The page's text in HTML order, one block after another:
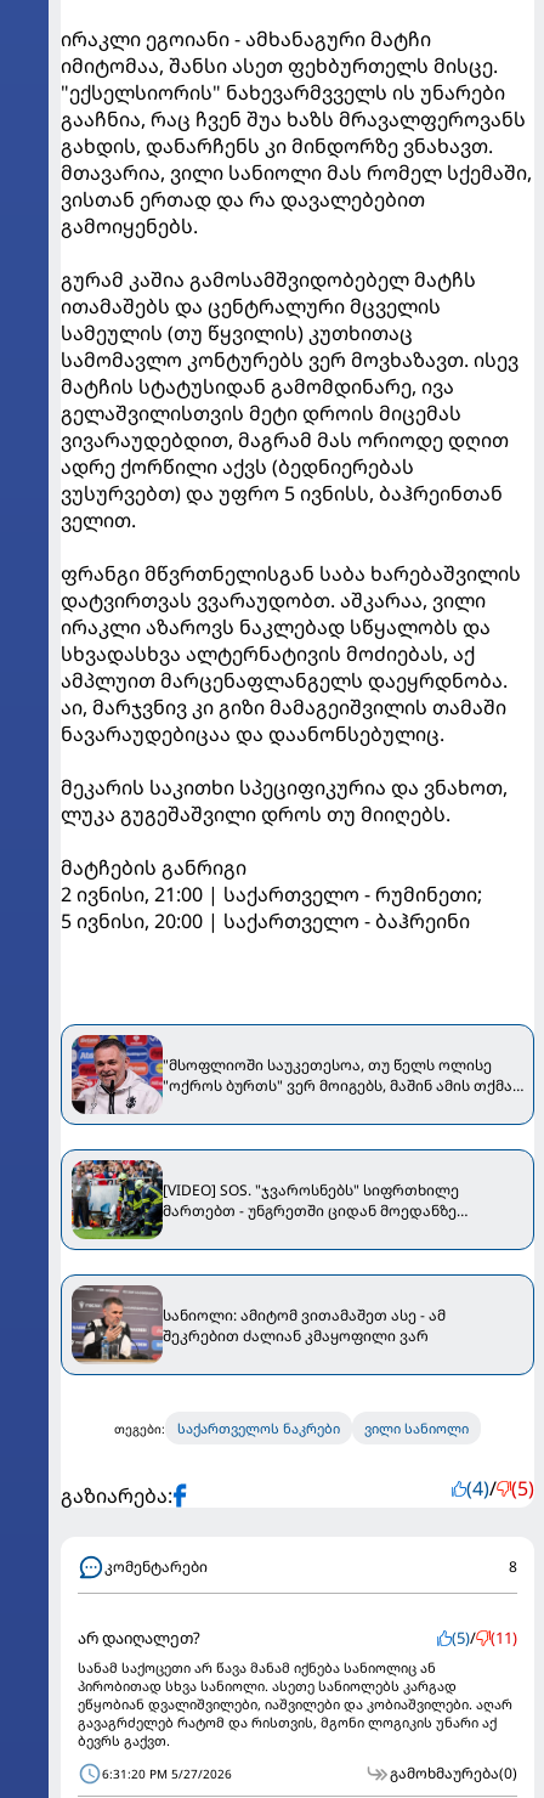
ირაკლი ეგოიანი - ამხანაგური მატჩი
იმიტომაა, შანსი ასეთ ფეხბურთელს მისცე.
"ექსელსიორის" ნახევარმვველს ის უნარები
გააჩნია, რაც ჩვენ შუა ხაზს მრავალფეროვანს
გახდის, დანარჩენს კი მინდორზე ვნახავთ.
მთავარია, ვილი სანიოლი მას რომელ სქემაში,
ვისთან ერთად და რა დავალებებით
გამოიყენებს.
გურამ კაშია გამოსამშვიდობებელ მატჩს
ითამაშებს და ცენტრალური მცველის
სამეულის (თუ წყვილის) კუთხითაც
სამომავლო კონტურებს ვერ მოვხაზავთ. ისევ
მატჩის სტატუსიდან გამომდინარე, ივა
გელაშვილისთვის მეტი დროის მიცემას
ვივარაუდებდით, მაგრამ მას ორიოდე დღით
ადრე ქორწილი აქვს (ბედნიერებას
ვუსურვებთ) და უფრო 5 ივნისს, ბაჰრეინთან
ველით.
ფრანგი მწვრთნელისგან საბა ხარებაშვილის
დატვირთვას ვვარაუდობთ. აშკარაა, ვილი
ირაკლი აზაროვს ნაკლებად სწყალობს და
სხვადასხვა ალტერნატივის მოძიებას, აქ
ამპლუით მარცენაფლანგელს დაეყრდნობა.
აი, მარჯვნივ კი გიზი მამაგეიშვილის თამაში
ნავარაუდებიცაა და დაანონსებულიც.
მეკარის საკითხი სპეციფიკურია და ვნახოთ,
ლუკა გუგეშაშვილი დროს თუ მიიღებს.
მატჩების განრიგი
2 ივნისი, 21:00 | საქართველო - რუმინეთი;
5 ივნისი, 20:00 | საქართველო - ბაჰრეინი
"მსოფლიოში საუკეთესოა, თუ წელს ოლისე
"ოქროს ბურთს" ვერ მოიგებს, მაშინ ამის თქმა
[VIDEO] SOS. "ჯვაროსნებს" სიფრთხილე
მართებთ - უნგრეთში ციდან მოედანზე
სანიოლი: ამიტომ ვითამაშეთ ასე - ამ
შეკრებით ძალიან კმაყოფილი ვარ
თეგები: საქართველოს ნაკრები ვილი სანიოლი
გაზიარება: (4)/ (5)
კომენტარები 8
არ დაიღალეთ? (5)/ (11)
სანამ საქოცეთი არ წავა მანამ იქნება სანიოლიც ან
პირობითად სხვა სანიოლი. ასეთე სანიოლებს კარგად
ეწყობიან დვალიშვილები, იაშვილები და კობიაშვილები. აღარ
გავაგრძელებ რატომ და რისთვის, მგონი ლოგიკის უნარი აქ
ბევრს გაქვთ.
6:31:20 PM 5/27/2026 გამოხმაურება(0)